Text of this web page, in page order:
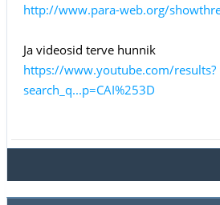
http://www.para-web.org/
Ja videosid terve hunnik
https://www.youtube.com/results?
search_q...p=CAI%253D